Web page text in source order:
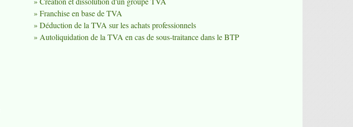
Franchise en base de TVA
Déduction de la TVA sur les achats professionnels
Autoliquidation de la TVA en cas de sous-traitance dans le BTP